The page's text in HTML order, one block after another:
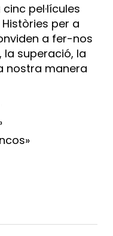
pel·lícules
per a
a fer-nos
superació, la
nostra manera